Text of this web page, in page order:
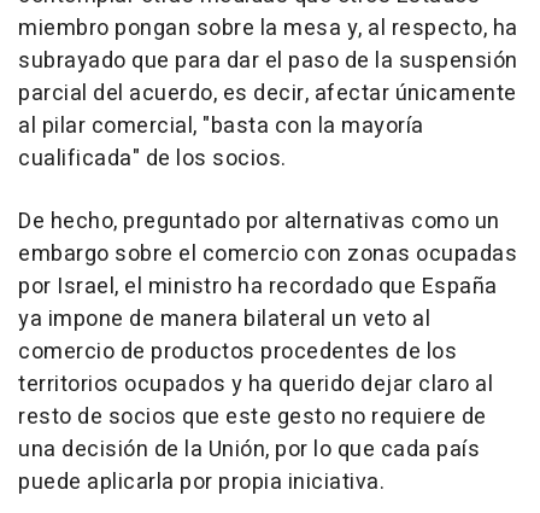
miembro pongan sobre la mesa y, al respecto, ha
subrayado que para dar el paso de la suspensión
parcial del acuerdo, es decir, afectar únicamente
al pilar comercial, "basta con la mayoría
cualificada" de los socios.
De hecho, preguntado por alternativas como un
embargo sobre el comercio con zonas ocupadas
por Israel, el ministro ha recordado que España
ya impone de manera bilateral un veto al
comercio de productos procedentes de los
territorios ocupados y ha querido dejar claro al
resto de socios que este gesto no requiere de
una decisión de la Unión, por lo que cada país
puede aplicarla por propia iniciativa.